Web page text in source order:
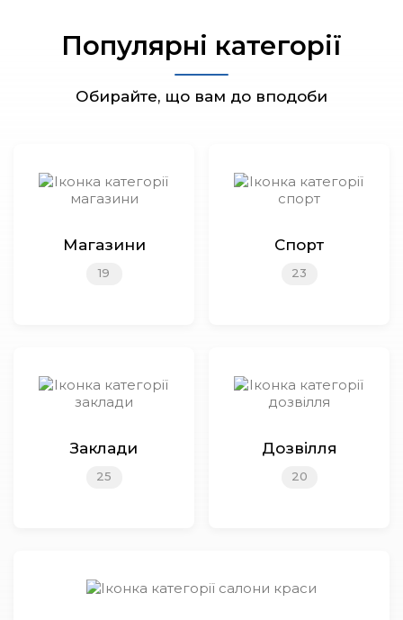
Популярні категорії
Обирайте, що вам до вподоби
Магазини
19
Спорт
23
Заклади
25
Дозвілля
20